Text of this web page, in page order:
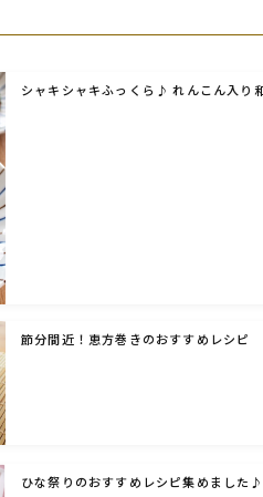
シャキシャキふっくら♪ れんこん入り
節分間近！恵方巻きのおすすめレシピ
ひな祭りのおすすめレシピ集めました♪